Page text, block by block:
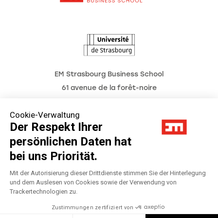
Cookie-Verwaltung
Der Respekt Ihrer
persönlichen Daten hat
bei uns Priorität.
Mit der Autorisierung dieser Drittdienste stimmen Sie der Hinterlegung
und dem Auslesen von Cookies sowie der Verwendung von
Trackertechnologien zu.
Zustimmungen zertifiziert von
EM Strasbourg Business School
61 avenue de la forêt-noire
Tél. : 03 68 85 80 00
Impressum
Datenschutzerklärung
Préférences Cookies